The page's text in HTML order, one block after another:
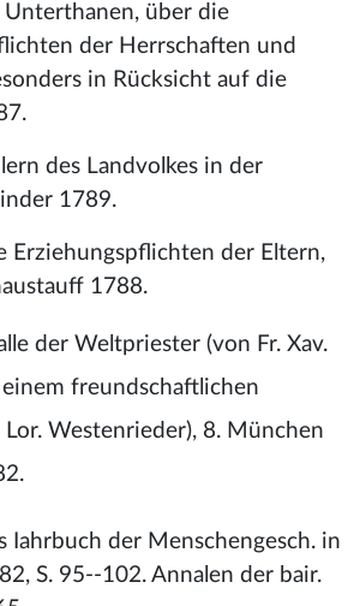
Unterthanen, über die
der Herrschaften und
in Rücksicht auf die
des Landvolkes in der
1789.
Erziehungspflichten der Eltern,
1788.
der Weltpriester (von Fr. Xav.
freundschaftlichen
Lor. Westenrieder), 8. München
Iahrbuch der Menschengesch. in
S. 95--102. Annalen der bair.